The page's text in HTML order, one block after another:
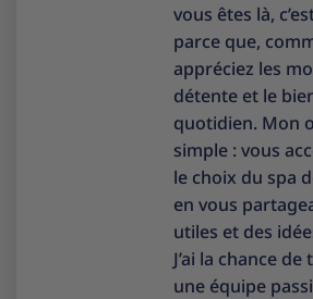
vous êtes là,
parce que,
appréciez les
détente et le
quotidien. Mon
simple : vous
le choix du spa
en vous
utiles et des
J’ai la chance
une équipe